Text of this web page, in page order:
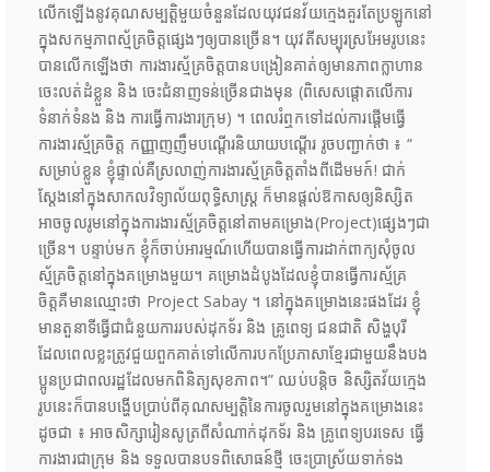
លើកឡើងនូវគុណសម្បត្តិមួយចំនួនដែលយុវជនវ័យក្មេងគួរតែប្រឡូកនៅ
ក្នុងសកម្មភាពស្ម័គ្រចិត្តផ្សេងៗឲ្យបានច្រើន។ យុវតីសម្បុរស្រអែមរូបនេះ
បានលើកឡើងថា ការងារស្ម័គ្រចិត្តបានបង្រៀនគាត់ឲ្យមានភាពក្លាហាន
ចេះលត់ដំខ្លួន និង ចេះជំនាញទន់ច្រើនជាងមុន (ពិសេសផ្តោតលើការ
ទំនាក់ទំនង និង ការធ្វើការងារក្រុម) ។ ពេលរំឮកទៅដល់ការផ្តើមធ្វើ
ការងារស្ម័គ្រចិត្ត កញ្ញាញញឹមបណ្តើរនិយាយបណ្តើរ រូចបញ្ជាក់ថា ៖ “
សម្រាប់ខ្លួន ខ្ញុំផ្ទាល់គឺស្រលាញ់ការងារស្ម័គ្រចិត្តតាំងពីដើមមក៍! ជាក់
ស្តែងនៅក្នុងសាកលវិទ្យាល័យពុទ្ធិសាស្ត្រ ក៏មានផ្តល់ឱកាសឲ្យនិស្សិត
អាចចូលរូមនៅក្នុងការងារស្ម័គ្រចិត្តនៅតាមគម្រោង(Project)ផ្សេងៗជា
ច្រើន។ បន្ទាប់មក ខ្ញុំក៏ចាប់អារម្មណ៍ហើយបានធ្វើការដាក់ពាក្យសុំចូល
ស្ម័គ្រចិត្តនៅក្នុងគម្រោងមួយ។ គម្រោងដំបូងដែលខ្ញុំបានធ្វើការស្ម័គ្រ
ចិត្តគឺមានឈ្មោះថា Project Sabay ។ នៅក្នុងគម្រោងនេះផងដែរ ខ្ញុំ
មានតួនាទីធ្វើជាជំនួយការរបស់ដុកទ័រ និង គ្រូពេទ្យ ជនជាតិ សិង្ហបុរី
ដែលពេលខ្លះត្រូវជួយពួកគាត់ទៅលើការបកប្រែភាសាខ្មែរជាមួយនឹងបង
ប្អូនប្រជាពលរដ្ឋដែលមកពិនិត្យសុខភាព។” ឈប់បន្តិច និស្សិតវ័យក្មេង
រូបនេះក៏បានបង្ហើបប្រាប់ពីគុណសម្បត្តិនៃការចូលរួមនៅក្នុងគម្រោងនេះ
ដូចជា ៖ អាចសិក្សារៀនសូត្រពីសំណាក់ដុកទ័រ និង គ្រូពេទ្យបរទេស ធ្វើ
ការងារជាក្រុម និង ទទួលបានបទពិសោធន៍ថ្មី ចេះប្រាស្រ័យទាក់ទង